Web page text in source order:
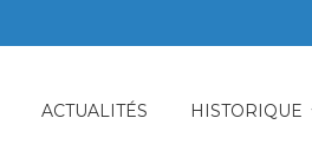
ACTUALITÉS HISTORIQUE